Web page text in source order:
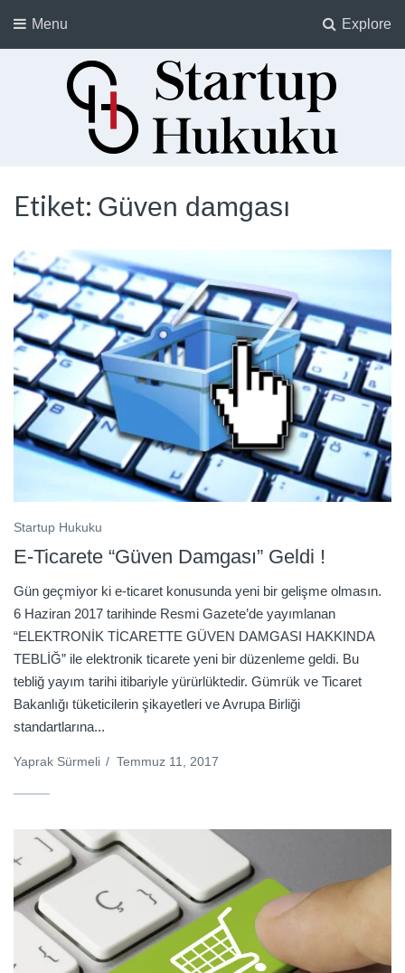
Explore
Menu
Etiket: Güven damgası
Startup Hukuku
E-Ticarete “Güven Damgası” Geldi !
Gün geçmiyor ki e-ticaret konusunda yeni bir gelişme olmasın.
6 Haziran 2017 tarihinde Resmi Gazete’de yayımlanan
“ELEKTRONİK TİCARETTE GÜVEN DAMGASI HAKKINDA
TEBLİĞ” ile elektronik ticarete yeni bir düzenleme geldi. Bu
tebliğ yayım tarihi itibariyle yürürlüktedir. Gümrük ve Ticaret
Bakanlığı tüketicilerin şikayetleri ve Avrupa Birliği
standartlarına...
Yaprak Sürmeli / Temmuz 11, 2017